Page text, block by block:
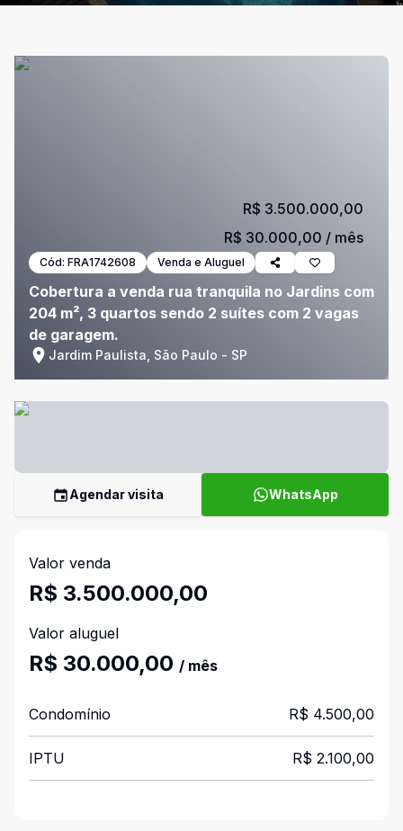
Cód: FRA1742608 Venda e Aluguel
Cobertura a venda rua tranquila no Jardins com
204 m², 3 quartos sendo 2 suítes com 2 vagas
de garagem.
Jardim Paulista, São Paulo - SP
R$ 3.500.000,00
R$ 30.000,00 / mês
Agendar visita WhatsApp
Valor venda
R$ 3.500.000,00
Valor aluguel
R$ 30.000,00 / mês
Condomínio R$ 4.500,00
IPTU R$ 2.100,00